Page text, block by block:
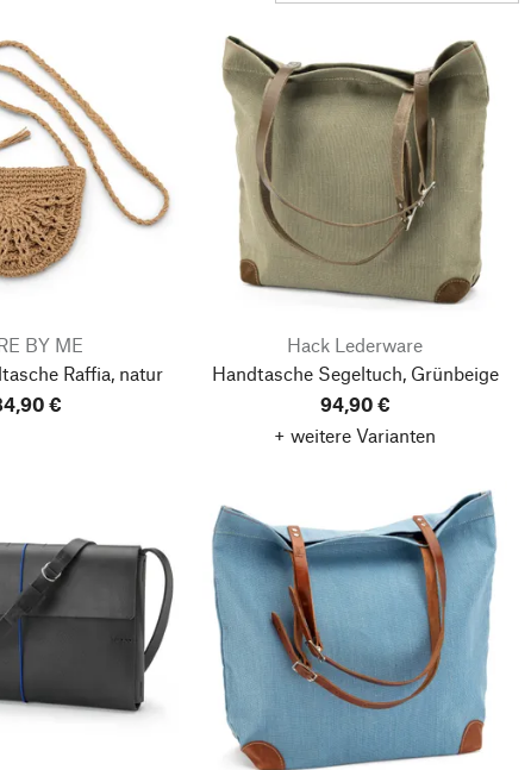
BY ME
Raffia, natur
€
Hack Lederware
Handtasche Segeltuch, Grünbeige
94,90 €
+ weitere Varianten